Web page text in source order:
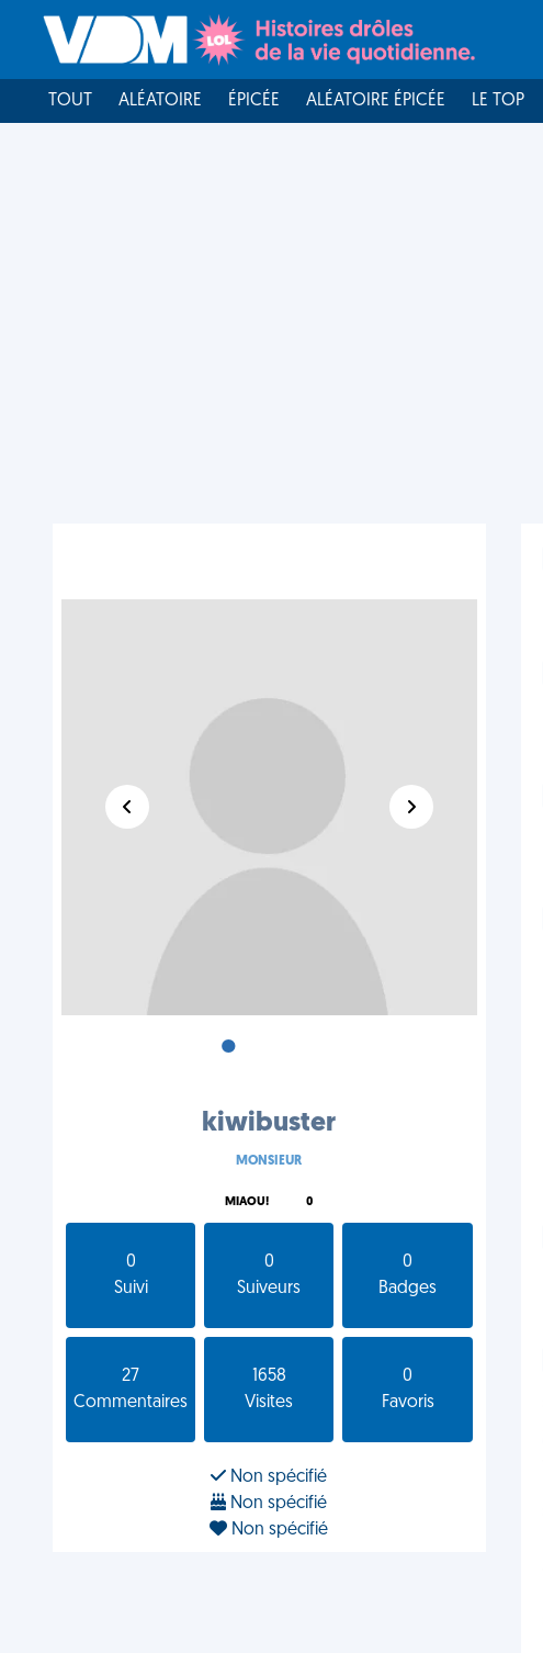
TOUT ALÉATOIRE ÉPICÉE ALÉATOIRE ÉPICÉE LE TOP
•
kiwibuster
MONSIEUR
MIAOU! 0
0
Suivi
0
Suiveurs
0
Badges
27
Commentaires
1658
Visites
0
Favoris
Non spécifié
Non spécifié
Non spécifié